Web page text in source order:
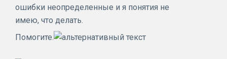
ошибки неопределенные и я понятия не
имею, что делать.
Помогите.